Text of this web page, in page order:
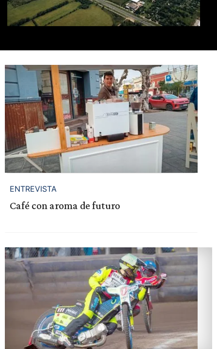
ENTREVISTA
Café con aroma de futuro